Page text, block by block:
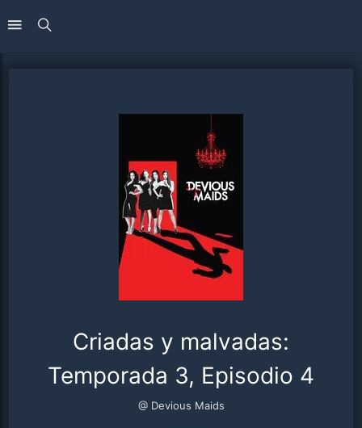
Criadas y malvadas:
Temporada 3, Episodio 4
@ Devious Maids